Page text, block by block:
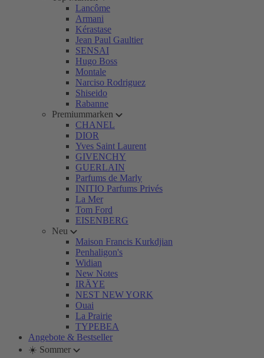
Lancôme
Armani
Kérastase
Jean Paul Gaultier
SENSAI
Hugo Boss
Montale
Narciso Rodriguez
Shiseido
Rabanne
Premiummarken
CHANEL
DIOR
Yves Saint Laurent
GIVENCHY
GUERLAIN
Parfums de Marly
INITIO Parfums Privés
La Mer
Tom Ford
EISENBERG
Neu
Maison Francis Kurkdjian
Penhaligon's
Widian
New Notes
IRÄYE
NEST NEW YORK
Ouai
La Prairie
TYPEBEA
Angebote & Bestseller
☀️ Sommer